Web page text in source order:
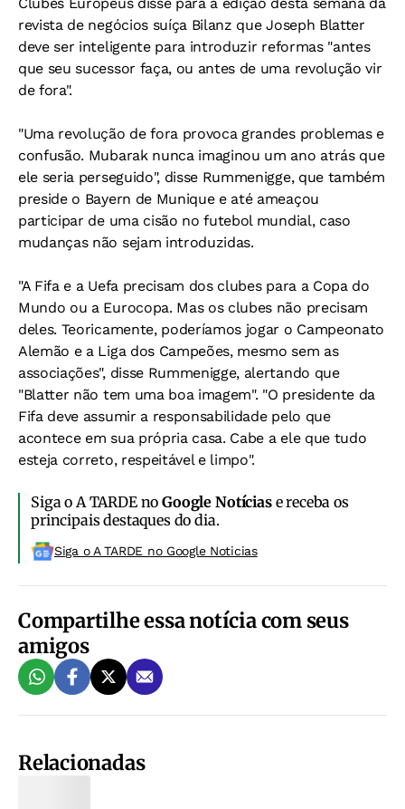
revista de negócios suíça Bilanz que Joseph Blatter
deve ser inteligente para introduzir reformas "antes
que seu sucessor faça, ou antes de uma revolução vir
de fora".
"Uma revolução de fora provoca grandes problemas e
confusão. Mubarak nunca imaginou um ano atrás que
ele seria perseguido", disse Rummenigge, que também
preside o Bayern de Munique e até ameaçou
participar de uma cisão no futebol mundial, caso
mudanças não sejam introduzidas.
"A Fifa e a Uefa precisam dos clubes para a Copa do
Mundo ou a Eurocopa. Mas os clubes não precisam
deles. Teoricamente, poderíamos jogar o Campeonato
Alemão e a Liga dos Campeões, mesmo sem as
associações", disse Rummenigge, alertando que
"Blatter não tem uma boa imagem". "O presidente da
Fifa deve assumir a responsabilidade pelo que
acontece em sua própria casa. Cabe a ele que tudo
esteja correto, respeitável e limpo".
Siga o A TARDE noGoogle Notíciase receba os
principais destaques do dia.
Siga o A TARDE no Google Noticias
Compartilhe essa notícia com seus
amigos
Relacionadas